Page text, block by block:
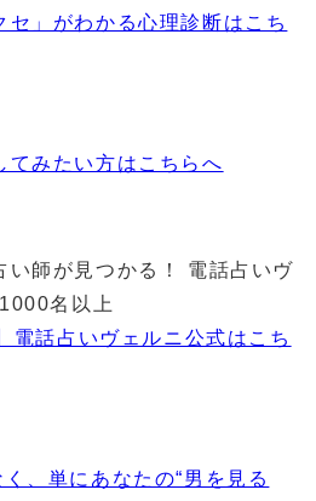
セ」がわかる心理診断はこち
てみたい方はこちらへ
師が見つかる！ 電話占いヴ
名以上
話占いヴェルニ公式はこち
、単にあなたの“男を見る